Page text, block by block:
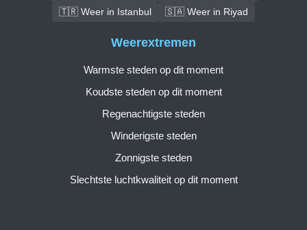
🇹🇷 Weer in Istanbul
🇸🇦 Weer in Riyad
Weerextremen
Warmste steden op dit moment
Koudste steden op dit moment
Regenachtigste steden
Winderigste steden
Zonnigste steden
Slechtste luchtkwaliteit op dit moment